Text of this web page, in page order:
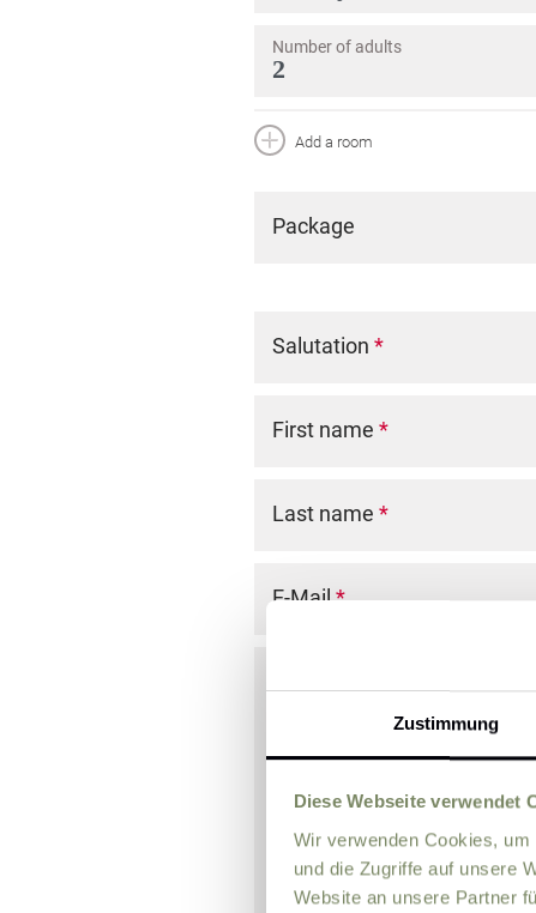
Zustimmung
Diese Webseite verwendet
Wir verwenden Cookies,
und die Zugriffe auf unsere
Website an unsere Partner
Number of adults
Add a room
Package
Salutation *
First name *
Last name *
E-Mail*